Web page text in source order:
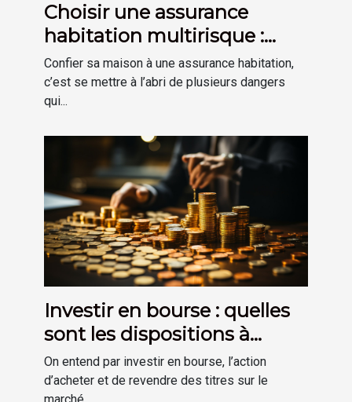
Choisir une assurance
habitation multirisque :
comment s'y prendre
facilement ?
Confier sa maison à une assurance habitation,
c’est se mettre à l’abri de plusieurs dangers
qui...
Investir en bourse : quelles
sont les dispositions à
prendre ?
On entend par investir en bourse, l’action
d’acheter et de revendre des titres sur le